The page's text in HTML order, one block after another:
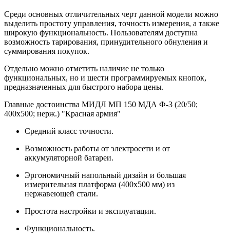
Среди основных отличительных черт данной модели можно
выделить простоту управления, точность измерения, а также
широкую функциональность. Пользователям доступна
возможность тарирования, принудительного обнуления и
суммирования покупок.
Отдельно можно отметить наличие не только
функциональных, но и шести программируемых кнопок,
предназначенных для быстрого набора цены.
Главные достоинства МИДЛ МП 150 МДА Ф-3 (20/50;
400х500; нерж.) "Красная армия"
Средний класс точности.
Возможность работы от электросети и от
аккумуляторной батареи.
Эргономичный напольный дизайн и большая
измерительная платформа (400х500 мм) из
нержавеющей стали.
Простота настройки и эксплуатации.
Функциональность.